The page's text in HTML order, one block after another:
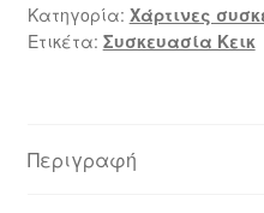
Κατηγορία: Χάρτινες
Ετικέτα: Συσκευασία Κεικ
Περιγραφή